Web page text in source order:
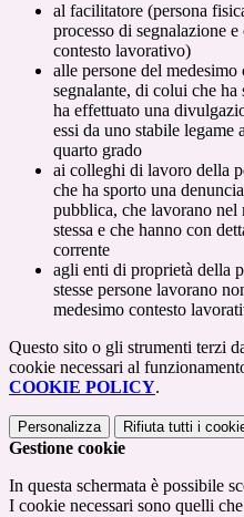
al facilitatore (persona
processo di segnalazione
contesto lavorativo)
alle persone del
segnalante, di colui che
ha effettuato una
essi da uno stabile
quarto grado
ai colleghi di lavoro della
che ha sporto una
pubblica, che lavorano nel
stessa e che hanno con
corrente
agli enti di proprietà della
stesse persone lavorano
medesimo contesto
Questo sito o gli strumenti terzi
cookie necessari al
COOKIE POLICY.
Personalizza Rifiuta tutti i
Gestione cookie
In questa schermata è possibile
I cookie necessari sono quelli